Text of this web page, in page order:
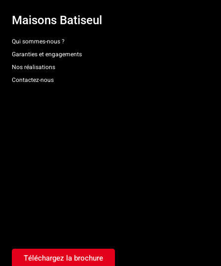
Maisons Batiseul
Qui sommes-nous ?
Garanties et engagements
Nos réalisations
Contactez-nous
Téléchargez la brochure